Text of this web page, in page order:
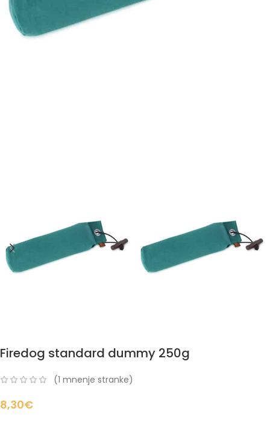
Firedog standard dummy 250g
(1 mnenje stranke)
8,30€